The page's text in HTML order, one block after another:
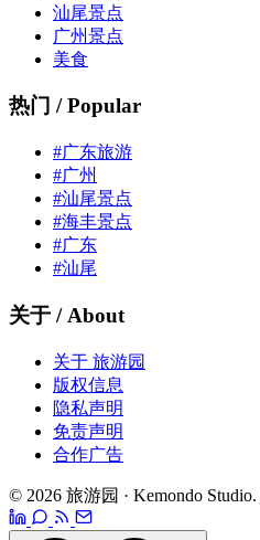
汕尾景点
广州景点
美食
热门 / Popular
#广东旅游
#广州
#汕尾景点
#海丰景点
#广东
#汕尾
关于 / About
关于 旅游园
版权信息
隐私声明
免责声明
合作广告
© 2026 旅游园 · Kemondo Studio.